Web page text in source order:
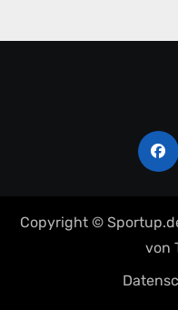
Copyright ©
von